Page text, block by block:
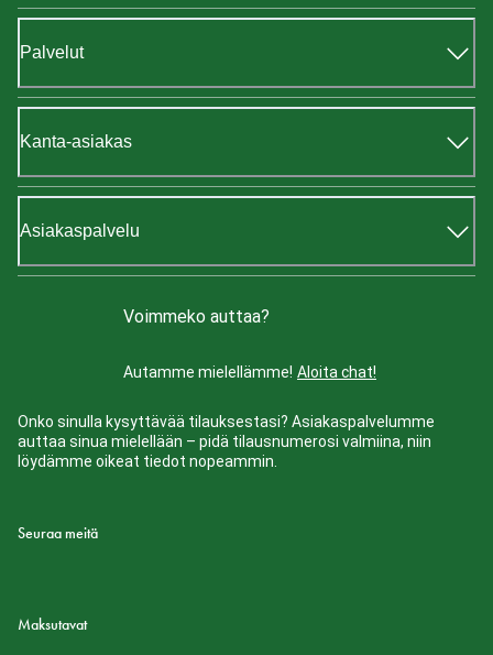
Palvelut
Kanta-asiakas
Asiakaspalvelu
Voimmeko auttaa?
Autamme mielellämme! Aloita chat!
Onko sinulla kysyttävää tilauksestasi? Asiakaspalvelumme
auttaa sinua mielellään – pidä tilausnumerosi valmiina, niin
löydämme oikeat tiedot nopeammin.
Seuraa meitä
Maksutavat